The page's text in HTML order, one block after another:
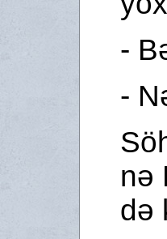
-
-
nə
də